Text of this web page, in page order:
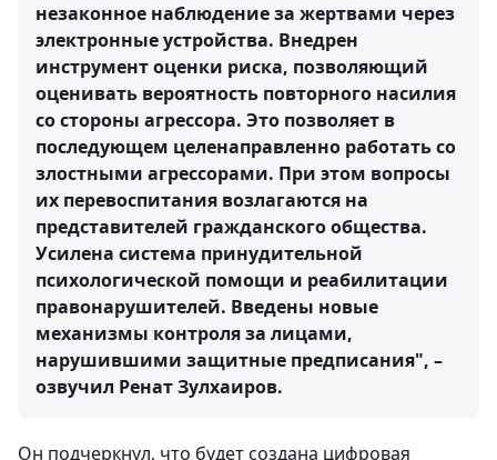
незаконное наблюдение за жертвами через
электронные устройства. Внедрен
инструмент оценки риска, позволяющий
оценивать вероятность повторного насилия
со стороны агрессора. Это позволяет в
последующем целенаправленно работать со
злостными агрессорами. При этом вопросы
их перевоспитания возлагаются на
представителей гражданского общества.
Усилена система принудительной
психологической помощи и реабилитации
правонарушителей. Введены новые
механизмы контроля за лицами,
нарушившими защитные предписания", –
озвучил Ренат Зулхаиров.
Он подчеркнул, что будет создана цифровая